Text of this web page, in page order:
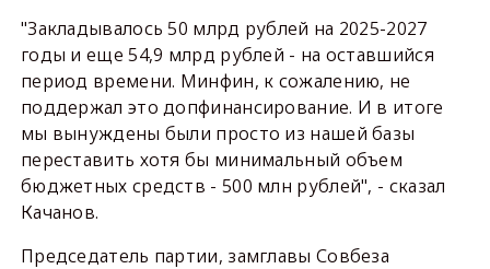
"Закладывалось 50 млрд рублей на 2025-2027
годы и еще 54,9 млрд рублей - на оставшийся
период времени. Минфин, к сожалению, не
поддержал это допфинансирование. И в итоге
мы вынуждены были просто из нашей базы
переставить хотя бы минимальный объем
бюджетных средств - 500 млн рублей", - сказал
Качанов.
Председатель партии, замглавы Совбеза